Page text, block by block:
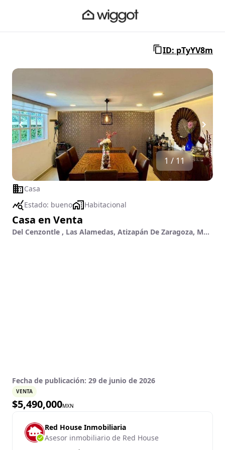
ID: pTyYV8m
1 / 11
Casa
Estado: bueno Habitacional
Casa en Venta
Del Cenzontle , Las Alamedas, Atizapán De Zaragoza, México
Fecha de publicación: 29 de junio de 2026
VENTA
$5,490,000MXN
Red House Inmobiliaria
Asesor inmobiliario de Red House